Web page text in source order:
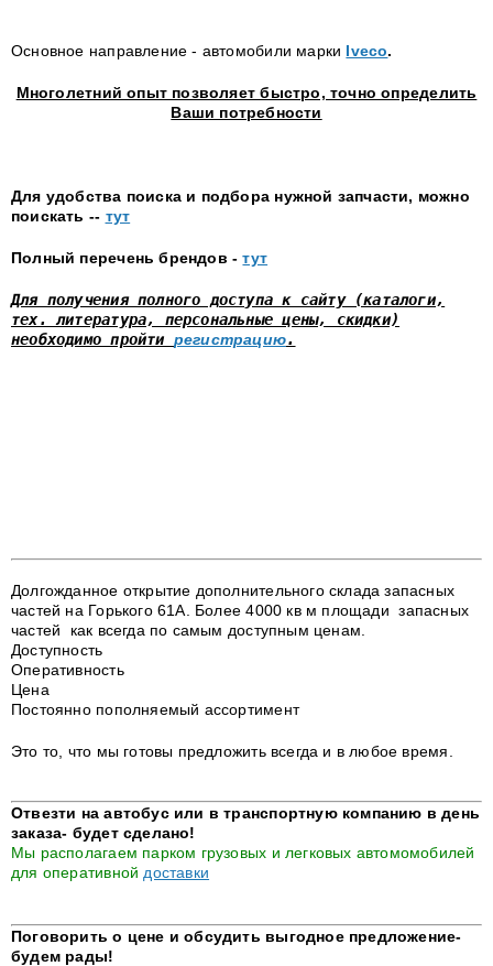
Основное направление - автомобили марки Iveco.
Многолетний опыт позволяет быстро, точно определить
Ваши потребности
Для удобства поиска и подбора нужной запчасти, можно
поискать -- тут
Полный перечень брендов -тут
Для получения полного доступа к сайту (каталоги,
тех. литература, персональные цены, скидки)
необходимо пройти регистрацию.
Долгожданное открытие дополнительного склада запасных
частей на Горького 61А. Более 4000 кв м площади запасных
частей как всегда по самым доступным ценам.
Доступность
Оперативность
Цена
Постоянно пополняемый ассортимент
Это то, что мы готовы предложить всегда и в любое время.
Отвезти на автобус или в транспортную компанию в день
заказа- будет сделано!
Мы располагаем парком грузовых и легковых автомомобилей
для оперативной доставки
Поговорить о цене и обсудить выгодное предложение-
будем рады!